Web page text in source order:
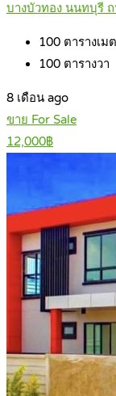
บางบัวทอง นนทบุรี
100 ตารางเม
100 ตารางวา
8 เดือน ago
ขาย For Sale
12,000฿